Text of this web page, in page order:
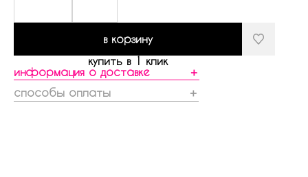
в корзину
купить в 1 клик
информация о доставке
＋
способы оплаты
＋